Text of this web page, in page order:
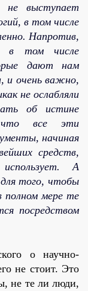
не выступает
в том числе
Напротив,
в том числе
дают нам
и очень важно,
не ослабляли
об истине
что все эти
начиная
средств,
А
того, чтобы
полном мере те
посредством
о научно-
не стоит. Это
не те ли люди,